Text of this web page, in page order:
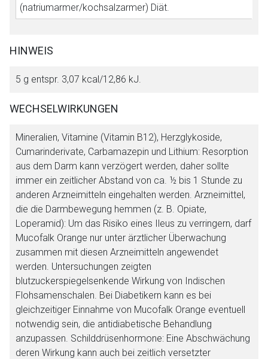
(natriumarmer/kochsalzarmer) Diät.
HINWEIS
5 g entspr. 3,07 kcal/12,86 kJ.
WECHSELWIRKUNGEN
Mineralien, Vitamine (Vitamin B12), Herzglykoside,
Cumarinderivate, Carbamazepin und Lithium: Resorption
aus dem Darm kann verzögert werden, daher sollte
immer ein zeitlicher Abstand von ca. ½ bis 1 Stunde zu
anderen Arzneimitteln eingehalten werden. Arzneimittel,
die die Darmbewegung hemmen (z. B. Opiate,
Loperamid): Um das Risiko eines Ileus zu verringern, darf
Mucofalk Orange nur unter ärztlicher Überwachung
zusammen mit diesen Arzneimitteln angewendet
werden. Untersuchungen zeigten
blutzuckerspiegelsenkende Wirkung von Indischen
Flohsamenschalen. Bei Diabetikern kann es bei
gleichzeitiger Einnahme von Mucofalk Orange eventuell
notwendig sein, die antidiabetische Behandlung
anzupassen. Schilddrüsenhormone: Eine Abschwächung
deren Wirkung kann auch bei zeitlich versetzter